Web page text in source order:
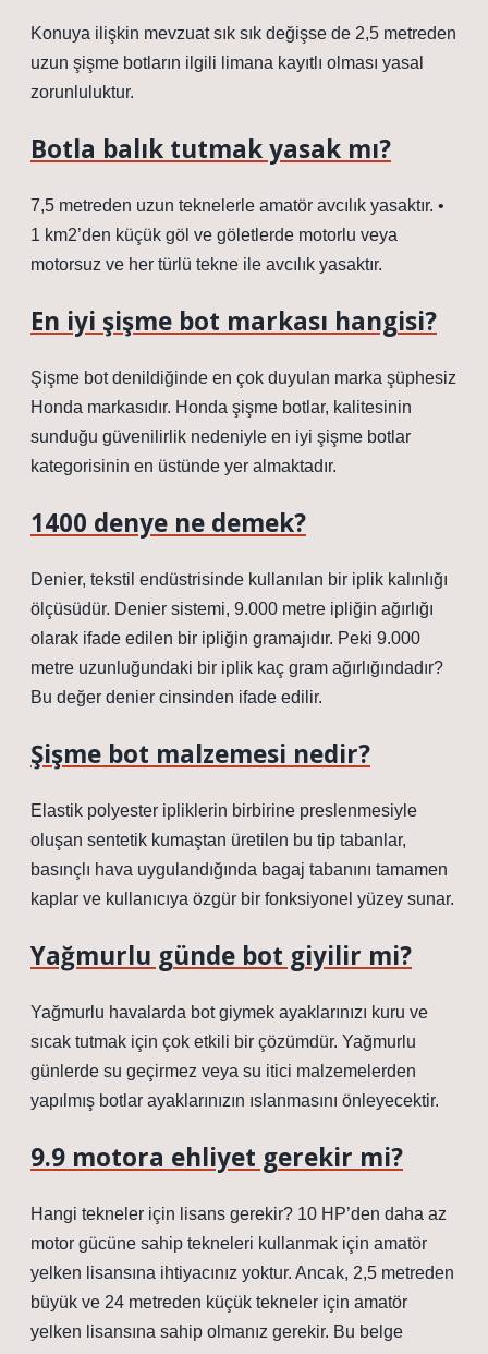
Konuya ilişkin mevzuat sık sık değişse de 2,5 metreden
uzun şişme botların ilgili limana kayıtlı olması yasal
zorunluluktur.
Botla balık tutmak yasak mı?
7,5 metreden uzun teknelerle amatör avcılık yasaktır. •
1 km2’den küçük göl ve göletlerde motorlu veya
motorsuz ve her türlü tekne ile avcılık yasaktır.
En iyi şişme bot markası hangisi?
Şişme bot denildiğinde en çok duyulan marka şüphesiz
Honda markasıdır. Honda şişme botlar, kalitesinin
sunduğu güvenilirlik nedeniyle en iyi şişme botlar
kategorisinin en üstünde yer almaktadır.
1400 denye ne demek?
Denier, tekstil endüstrisinde kullanılan bir iplik kalınlığı
ölçüsüdür. Denier sistemi, 9.000 metre ipliğin ağırlığı
olarak ifade edilen bir ipliğin gramajıdır. Peki 9.000
metre uzunluğundaki bir iplik kaç gram ağırlığındadır?
Bu değer denier cinsinden ifade edilir.
Şişme bot malzemesi nedir?
Elastik polyester ipliklerin birbirine preslenmesiyle
oluşan sentetik kumaştan üretilen bu tip tabanlar,
basınçlı hava uygulandığında bagaj tabanını tamamen
kaplar ve kullanıcıya özgür bir fonksiyonel yüzey sunar.
Yağmurlu günde bot giyilir mi?
Yağmurlu havalarda bot giymek ayaklarınızı kuru ve
sıcak tutmak için çok etkili bir çözümdür. Yağmurlu
günlerde su geçirmez veya su itici malzemelerden
yapılmış botlar ayaklarınızın ıslanmasını önleyecektir.
9.9 motora ehliyet gerekir mi?
Hangi tekneler için lisans gerekir? 10 HP’den daha az
motor gücüne sahip tekneleri kullanmak için amatör
yelken lisansına ihtiyacınız yoktur. Ancak, 2,5 metreden
büyük ve 24 metreden küçük tekneler için amatör
yelken lisansına sahip olmanız gerekir. Bu belge